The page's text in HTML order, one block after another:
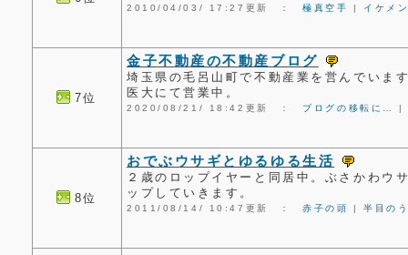
2010/04/03/ 17:27更新 ：極真空手 | イケメ
7位
金子不動産の不動産ブログ
埼玉県の毛呂山町で不動産業を営んでいま
医大にて営業中。
2020/08/21/ 18:42更新 ： ブログの移転に…
8位
おでぶウサギとゆるゆる生活
２歳のロップイヤーと同居中。ぶさかわウ
ップしていきます。
2011/08/14/ 10:47更新 ：赤子の頭 |半目の